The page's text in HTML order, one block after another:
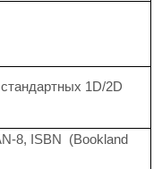
1D/2D
8, ISBN (Bookland